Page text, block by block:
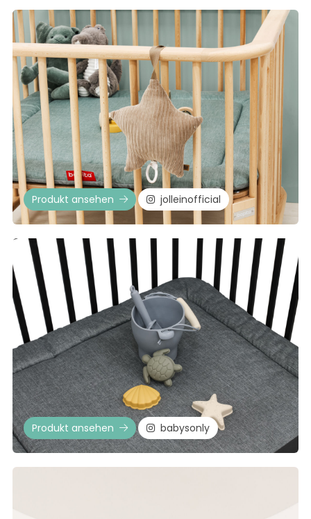
Produkt ansehen jolleinofficial
Produkt ansehen babysonly